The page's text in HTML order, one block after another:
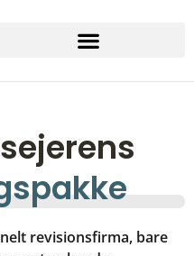
revisionsfirma, bare